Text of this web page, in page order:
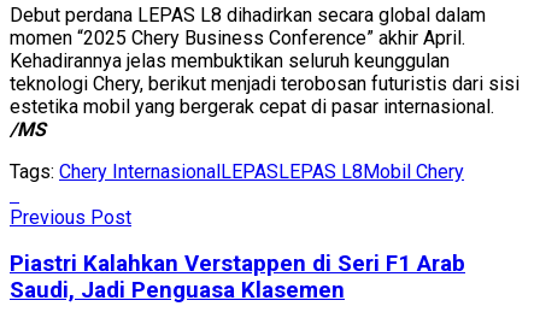
Debut perdana LEPAS L8 dihadirkan secara global dalam
momen “2025 Chery Business Conference” akhir April.
Kehadirannya jelas membuktikan seluruh keunggulan
teknologi Chery, berikut menjadi terobosan futuristis dari sisi
estetika mobil yang bergerak cepat di pasar internasional.
/MS
Tags: Chery InternasionalLEPASLEPAS L8Mobil Chery
Previous Post
Piastri Kalahkan Verstappen di Seri F1 Arab
Saudi, Jadi Penguasa Klasemen